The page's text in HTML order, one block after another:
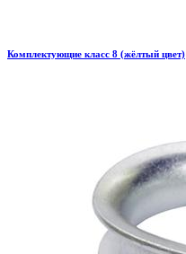
Комплектующие класс 8 (жёлтый цвет)